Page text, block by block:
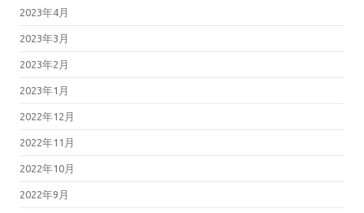
2023年4月
2023年3月
2023年2月
2023年1月
2022年12月
2022年11月
2022年10月
2022年9月